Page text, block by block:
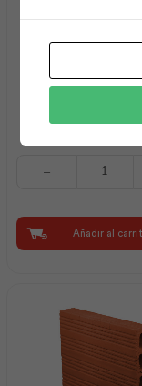
Grafito
Grafito
60x120
cm
Añadir al